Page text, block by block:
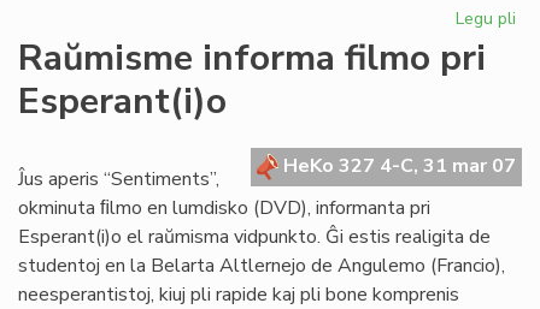
Legu pli
Raŭmisme informa filmo pri
Esperant(i)o
HeKo 327 4-C, 31 mar 07
Ĵus aperis “Sentiments”,
okminuta ﬁlmo en lumdisko (DVD), informanta pri
Esperant(i)o el raŭmisma vidpunkto. Ĝi estis realigita de
studentoj en la Belarta Altlernejo de Angulemo (Francio),
neesperantistoj, kiuj pli rapide kaj pli bone komprenis